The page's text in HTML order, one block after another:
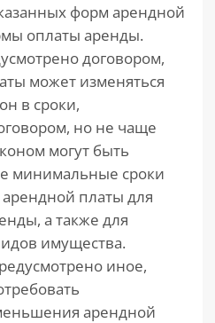
форм арендной
оплаты аренды.
договором,
может изменяться
в сроки,
но не чаще
могут быть
минимальные сроки
платы для
а также для
имущества.
иное,
арендной